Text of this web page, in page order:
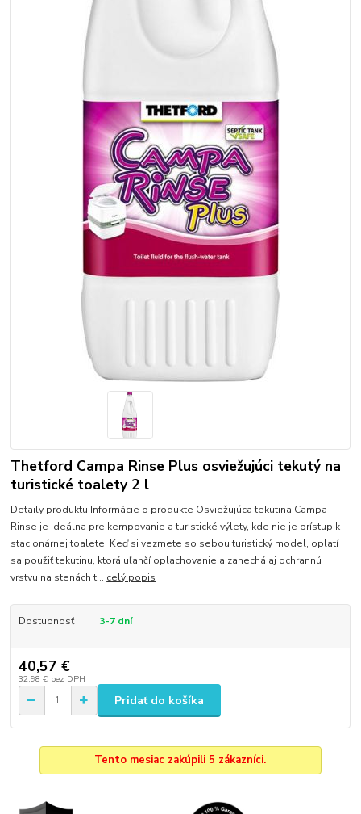
Thetford Campa Rinse Plus osviežujúci tekutý na
turistické toalety 2 l
Detaily produktu Informácie o produkte Osviežujúca tekutina Campa
Rinse je ideálna pre kempovanie a turistické výlety, kde nie je prístup k
stacionárnej toalete. Keď si vezmete so sebou turistický model, oplatí
sa použiť tekutinu, ktorá uľahčí oplachovanie a zanechá aj ochrannú
vrstvu na stenách t... celý popis
Dostupnosť 3-7 dní
40,57 €
32,98 € bez DPH
Pridať do košíka
Tento mesiac zakúpili 5 zákazníci.